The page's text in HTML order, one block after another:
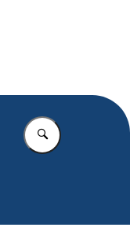
Vul in wat u